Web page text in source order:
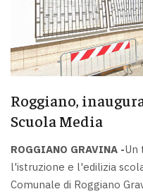
Roggiano,
Scuola Media
ROGGIANO GRAVINA -Un
l'istruzione e l'edilizia
Comunale di Roggiano